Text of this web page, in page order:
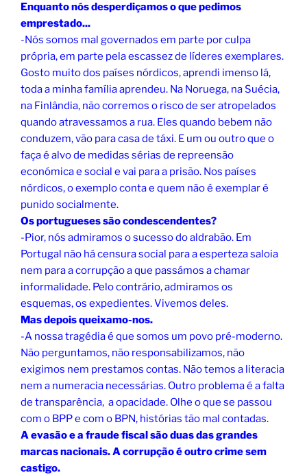
Enquanto nós desperdiçamos o que pedimos
emprestado...
-Nós somos mal governados em parte por culpa
própria, em parte pela escassez de líderes exemplares.
Gosto muito dos países nórdicos, aprendi imenso lá,
toda a minha família aprendeu. Na Noruega, na Suécia,
na Finlândia, não corremos o risco de ser atropelados
quando atravessamos a rua. Eles quando bebem não
conduzem, vão para casa de táxi. E um ou outro que o
faça é alvo de medidas sérias de repreensão
económica e social e vai para a prisão. Nos países
nórdicos, o exemplo conta e quem não é exemplar é
punido socialmente.
Os portugueses são condescendentes?
-Pior, nós admiramos o sucesso do aldrabão. Em
Portugal não há censura social para a esperteza saloia
nem para a corrupção a que passámos a chamar
informalidade. Pelo contrário, admiramos os
esquemas, os expedientes. Vivemos deles.
Mas depois queixamo-nos.
-A nossa tragédia é que somos um povo pré-moderno.
Não perguntamos, não responsabilizamos, não
exigimos nem prestamos contas. Não temos a literacia
nem a numeracia necessárias. Outro problema é a falta
de transparência, a opacidade. Olhe o que se passou
com o BPP e com o BPN, histórias tão mal contadas.
A evasão e a fraude fiscal são duas das grandes
marcas nacionais. A corrupção é outro crime sem
castigo.